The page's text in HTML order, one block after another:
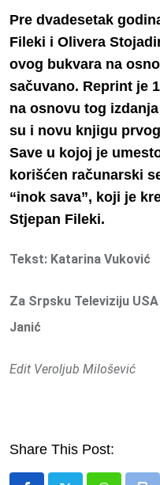
Pre dvadesetak
Fileki i Olivera
ovog bukvara na
sačuvano. Reprint je
na osnovu tog
su i novu knjigu
Save u kojoj je
korišćen računarski
“inok sava”, koji je
Stjepan Fileki.
Tekst: Katarina Vuković
Za Srpsku Televiziju
Janić
Edit Veroljub Milošević
Share This Post: